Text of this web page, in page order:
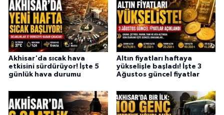
Akhisar'da sıcak hava
etkisini sürdürüyor! İşte 5
günlük hava durumu
Altın fiyatları haftaya
yükselişle başladı! İşte 3
Ağustos güncel fiyatlar